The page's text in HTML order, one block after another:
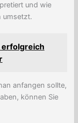
und wie
umsetzt.
erfolgreich
anfangen sollte,
können Sie